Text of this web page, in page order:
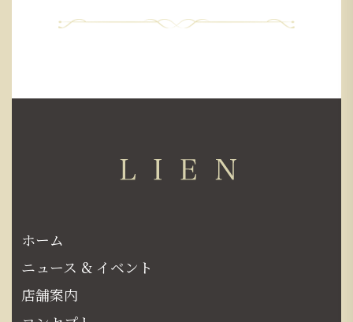
ホーム
ニュース & イベント
店舗案内